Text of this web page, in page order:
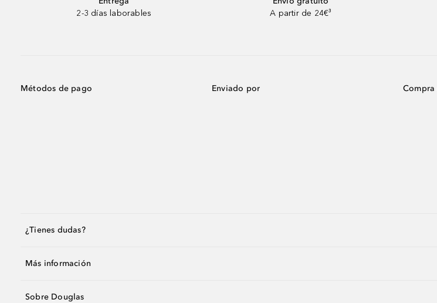
2-3 días laborables
A partir de 24€³
Métodos de pago Enviado por Compra
¿Tienes dudas?
Más información
Sobre Douglas